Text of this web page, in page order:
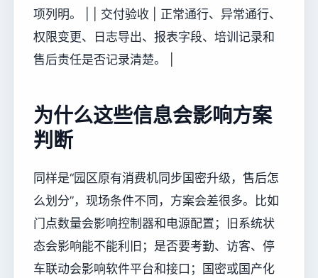
项列明。 | | 交付验收 | 正常通行、异常通行、
权限变更、日志导出、报表字段、培训记录和
售后责任是否记录清楚。 |
为什么这些信息会影响方案
判断
同样是“园区原有消费机同步国密升级，售后怎
么划分”，现场条件不同，方案会差很多。比如
门点数量会影响控制器和电源配置；旧系统状
态会影响能不能利旧；是否要考勤、访客、停
车联动会影响软件平台和接口；国密或国产化